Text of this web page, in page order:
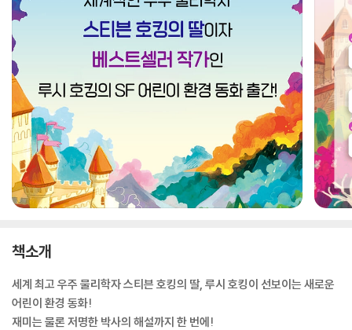
책소개
세계 최고 우주 물리학자 스티븐 호킹의 딸, 루시 호킹이 선보이는 새로운
어린이 환경 동화!
재미는 물론 저명한 박사의 해설까지 한 번에!